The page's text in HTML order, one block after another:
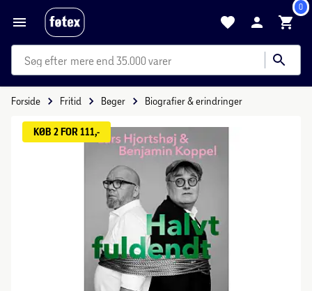
0
mere end 35.000 varer
Forside Fritid Bøger Biografier & erindringer
KØB 2 FOR 111,-